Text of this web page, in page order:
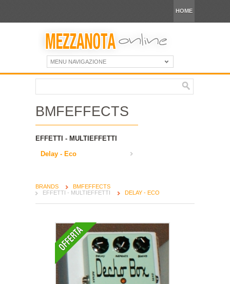
HOME
MENU NAVIGAZIONE
BMFEFFECTS
EFFETTI - MULTIEFFETTI
Delay - Eco
BRANDS
BMFEFFECTS
EFFETTI - MULTIEFFETTI
DELAY - ECO